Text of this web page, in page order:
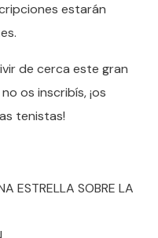
estarán
de cerca este gran
os inscribís, ¡os
tenistas!
ESTRELLA SOBRE LA